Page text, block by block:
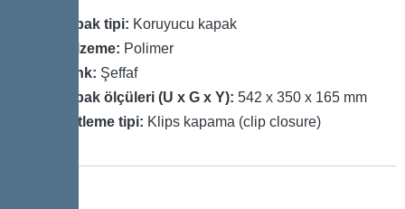
Kapak tipi: Koruyucu kapak
Malzeme: Polimer
Renk: Şeffaf
Kapak ölçüleri (U x G x Y): 542 x 350 x 165 mm
Kilitleme tipi: Klips kapama (clip closure)